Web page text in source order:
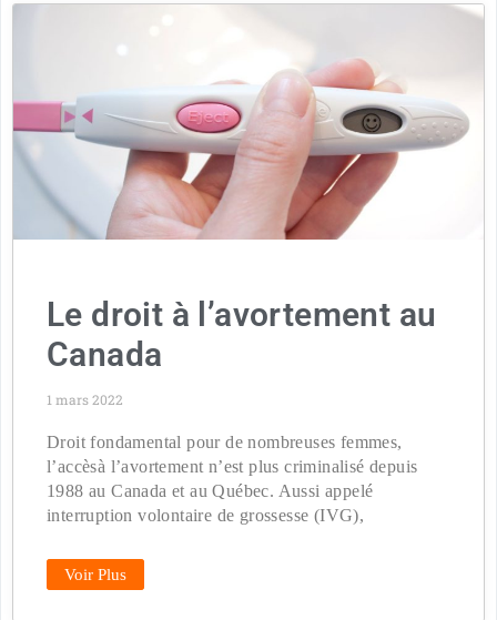
Le droit à l’avortement au
Canada
1 mars 2022
Droit fondamental pour de nombreuses femmes,
l’accèsà l’avortement n’est plus criminalisé depuis
1988 au Canada et au Québec. Aussi appelé
interruption volontaire de grossesse (IVG),
Voir Plus